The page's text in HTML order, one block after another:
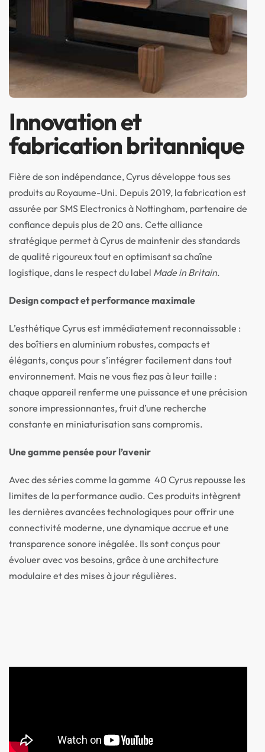
Innovation et
fabrication britannique
Fière de son indépendance, Cyrus développe tous ses
produits au Royaume-Uni. Depuis 2019, la fabrication est
assurée par SMS Electronics à Nottingham, partenaire de
confiance depuis plus de 20 ans. Cette alliance
stratégique permet à Cyrus de maintenir des standards
de qualité rigoureux tout en optimisant sa chaîne
logistique, dans le respect du label Made in Britain.
Design compact et performance maximale
L’esthétique Cyrus est immédiatement reconnaissable :
des boîtiers en aluminium robustes, compacts et
élégants, conçus pour s’intégrer facilement dans tout
environnement. Mais ne vous fiez pas à leur taille :
chaque appareil renferme une puissance et une précision
sonore impressionnantes, fruit d’une recherche
constante en miniaturisation sans compromis.
Une gamme pensée pour l’avenir
Avec des séries comme la gamme 40 Cyrus repousse les
limites de la performance audio. Ces produits intègrent
les dernières avancées technologiques pour offrir une
connectivité moderne, une dynamique accrue et une
transparence sonore inégalée. Ils sont conçus pour
évoluer avec vos besoins, grâce à une architecture
modulaire et des mises à jour régulières.